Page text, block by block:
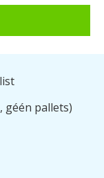
géén pallets)